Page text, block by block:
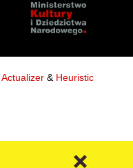
Actualizer & Heuristic